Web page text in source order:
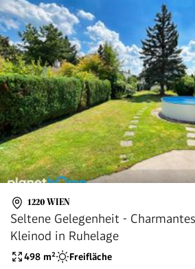
1220 WIEN
Seltene Gelegenheit - Charmantes
Kleinod in Ruhelage
498 m² Freifläche